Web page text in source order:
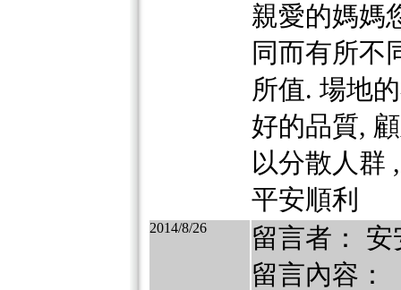
親愛的媽媽
同而有所不
所值. 場地
好的品質,
以分散人群
平安順利
2014/8/26
留言者： 安
留言內容：